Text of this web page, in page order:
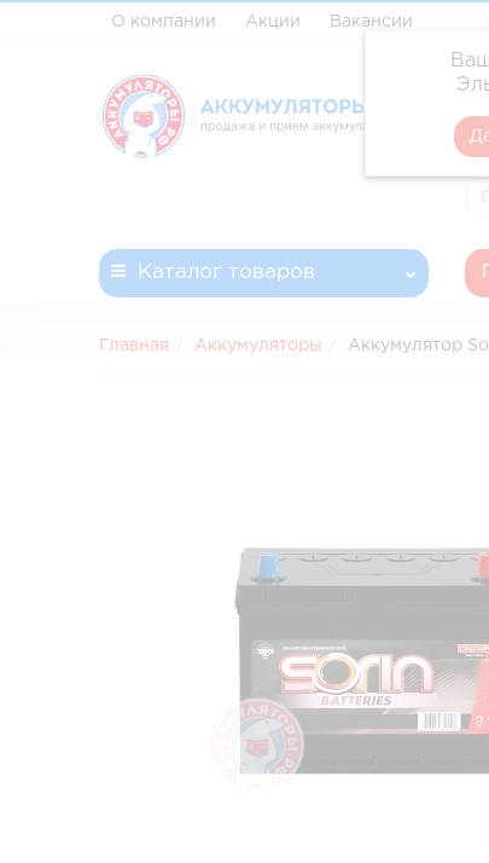
О компании Акции Вакансии
✓
✓
✓
✓
Каталог товаров
Главная Аккумуляторы Аккумулятор